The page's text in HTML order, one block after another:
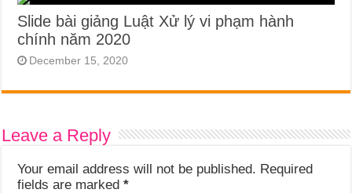
Slide bài giảng Luật Xử lý vi phạm hành
chính năm 2020
December 15, 2020
Leave a Reply
Your email address will not be published. Required
fields are marked*